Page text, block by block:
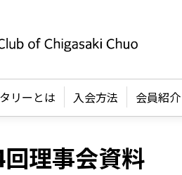
リーとは 入会方法 会員紹介
理事会資料